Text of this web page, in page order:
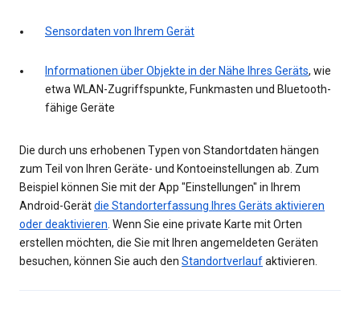
Sensordaten von Ihrem Gerät
Informationen über Objekte in der Nähe Ihres Geräts, wie
etwa WLAN-Zugriffspunkte, Funkmasten und Bluetooth-
fähige Geräte
Die durch uns erhobenen Typen von Standortdaten hängen
zum Teil von Ihren Geräte- und Kontoeinstellungen ab. Zum
Beispiel können Sie mit der App "Einstellungen" in Ihrem
Android-Gerätdie Standorterfassung Ihres Geräts aktivieren
oder deaktivieren. Wenn Sie eine private Karte mit Orten
erstellen möchten, die Sie mit Ihren angemeldeten Geräten
besuchen, können Sie auch den Standortverlaufaktivieren.